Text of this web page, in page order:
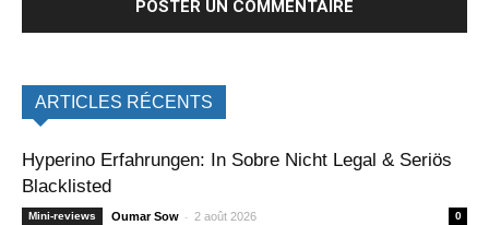
ARTICLES RÉCENTS
Hyperino Erfahrungen: In Sobre Nicht Legal & Seriös
Blacklisted
Mini-reviews Oumar Sow - 2 août 2026 0